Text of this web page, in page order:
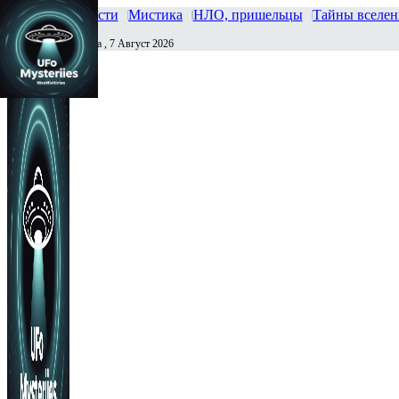
Главная Новости Мистика НЛО, пришельцы Тайны
Сегодня Пятница , 7 Август 2026